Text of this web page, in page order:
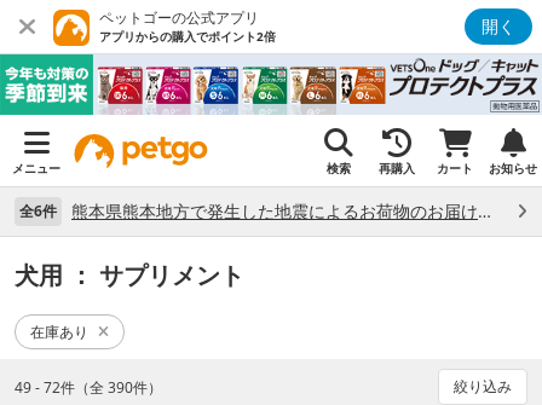
ペットゴーの公式アプリ
アプリからの購入でポイント2倍 開く
メニュー 検索 再購入 カート お知らせ
全6件 熊本県熊本地方で発生した地震によるお荷物のお届け状況について （7/28）
犬用 ： サプリメント
在庫あり
49 - 72件（全 390件） 絞り込み